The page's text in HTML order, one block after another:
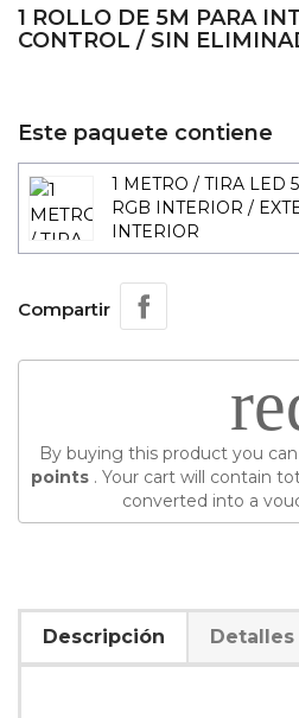
1 ROLLO DE 5M PARA
CONTROL / SIN
Este paquete contiene
1 METRO / TIRA LED
RGB INTERIOR /
INTERIOR
Compartir
By buying this product you
points . Your cart will contain
converted into a
Descripción